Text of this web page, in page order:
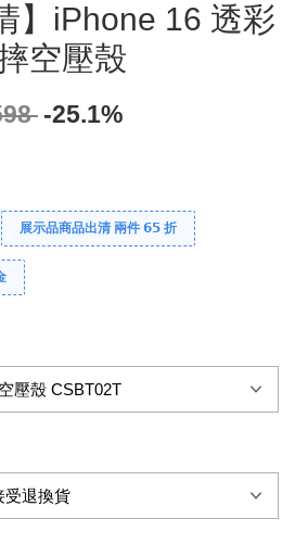
】iPhone 16 透彩
空壓殼
-25.1%
展示品商品出清 兩件 𝟲𝟱 折